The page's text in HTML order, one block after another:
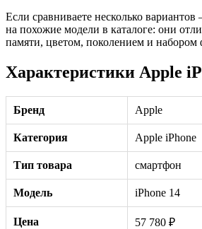
Если сравниваете несколько
на похожие модели в каталоге: они
памяти, цветом, поколением и набором
Характеристики Apple
Бренд Apple
Категория Apple iPhone
Тип товара смартфон
Модель iPhone 14
Цена 57 780 ₽